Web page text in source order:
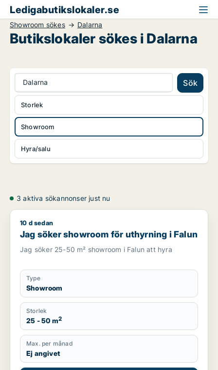
Ledigabutikslokaler.se
Showroom sökes Dalarna
Butikslokaler sökes i Dalarna
Dalarna Sök
Showroom
Hyra/salu
Storlek
3 aktiva sökannonser just nu
Jag söker showroom för uthyrning i Falun
10 d sedan
Jag söker showroom för uthyrning i Falun
Jag söker 25-50 m² showroom i Falun att hyra
Type
Showroom
Storlek
25 - 50 m2
Max. per månad
Ej angivet